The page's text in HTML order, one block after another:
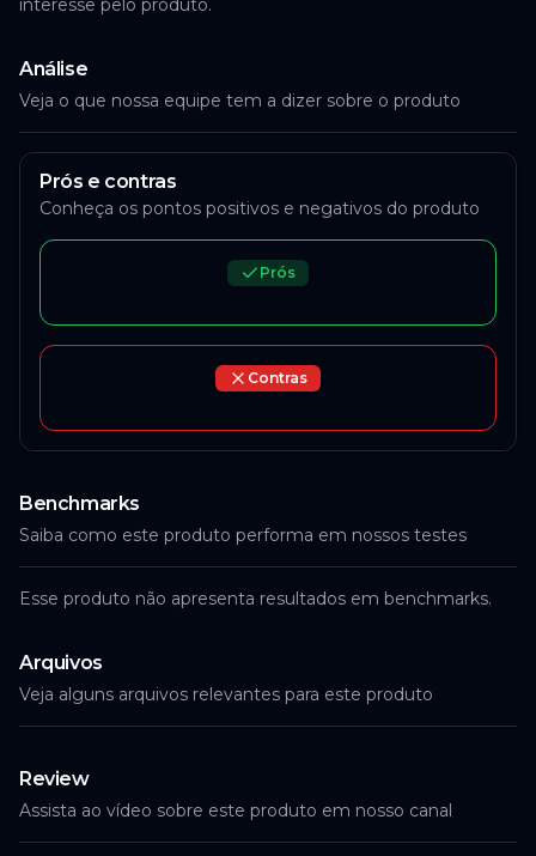
interesse pelo produto.
Análise
Veja o que nossa equipe tem a dizer sobre o produto
Prós e contras
Conheça os pontos positivos e negativos do produto
Prós
Contras
Benchmarks
Saiba como este produto performa em nossos testes
Esse produto não apresenta resultados em benchmarks.
Arquivos
Veja alguns arquivos relevantes para este produto
Review
Assista ao vídeo sobre este produto em nosso canal